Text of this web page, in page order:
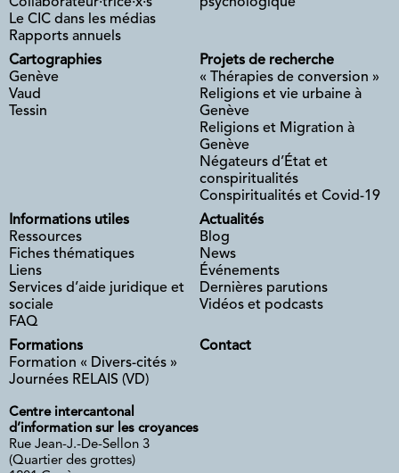
Le CIC dans les médias
Rapports annuels
Cartographies
Genève
Vaud
Tessin
Projets de recherche
« Thérapies de conversion »
Religions et vie urbaine à
Genève
Religions et Migration à
Genève
Négateurs d’État et
conspiritualités
Conspiritualités et Covid-19
Informations utiles
Ressources
Fiches thématiques
Liens
Services d’aide juridique et
sociale
FAQ
Actualités
Blog
News
Événements
Dernières parutions
Vidéos et podcasts
Formations
Formation « Divers-cités »
Journées RELAIS (VD)
Contact
Centre intercantonal
d’information sur les croyances
Rue Jean-J.-De-Sellon 3
(Quartier des grottes)